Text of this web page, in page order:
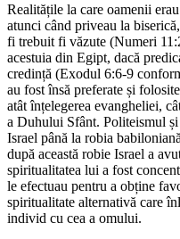
Realitățile la care oamenii
atunci când priveau la
fi trebuit fi văzute (Numeri
acestuia din Egipt, dacă
credință (Exodul 6:6-9
au fost însă preferate și
atât înțelegerea evangheliei,
a Duhului Sfânt. Politeismul
Israel până la robia
după această robie Israel a
spiritualitatea lui a fost
le efectuau pentru a obține
spiritualitate alternativă care
individ cu cea a omului.